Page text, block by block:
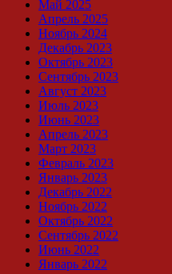
Май 2025
Апрель 2025
Ноябрь 2024
Декабрь 2023
Октябрь 2023
Сентябрь 2023
Август 2023
Июль 2023
Июнь 2023
Апрель 2023
Март 2023
Февраль 2023
Январь 2023
Декабрь 2022
Ноябрь 2022
Октябрь 2022
Сентябрь 2022
Июнь 2022
Январь 2022